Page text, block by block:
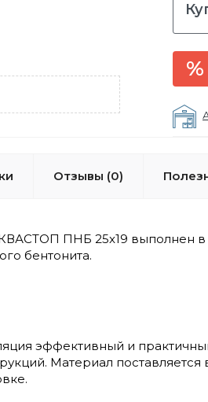
Отзывы (0)
ПНБ 25x19 выполнен в
бентонита.
эффективный и
Материал